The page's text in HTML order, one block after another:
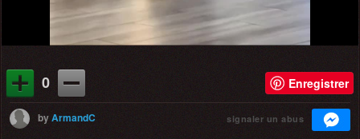
0 Enregistrer
byArmandC signaler un abus